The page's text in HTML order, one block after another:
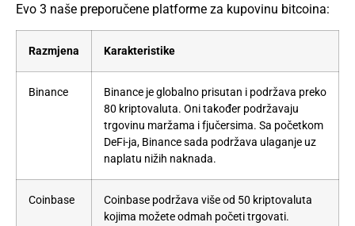
Evo 3 naše preporučene platforme za kupovinu bitcoina:
Razmjena Karakteristike
Binance
Binance je globalno prisutan i podržava preko
80 kriptovaluta. Oni također podržavaju
trgovinu maržama i fjučersima. Sa početkom
DeFi-ja, Binance sada podržava ulaganje uz
naplatu nižih naknada.
Coinbase
Coinbase podržava više od 50 kriptovaluta
kojima možete odmah početi trgovati.